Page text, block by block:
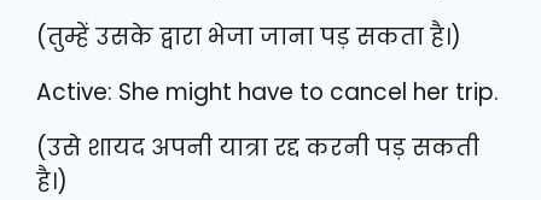
(तुम्हें उसके द्वारा भेजा जाना पड़ सकता है।)
Active: She might have to cancel her trip.
(उसे शायद अपनी यात्रा रद्द करनी पड़ सकती
है।)